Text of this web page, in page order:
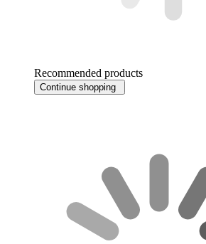
Recommended products
Continue shopping